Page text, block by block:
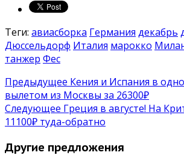
Теги: авиасборка Германия декабрь
Дюссельдорф Италия марокко
танжер Фес
Предыдущее Кения и Испания в
вылетом из Москвы за 26300₽
Следующее Греция в августе! На
11100₽ туда-обратно
Другие предложения